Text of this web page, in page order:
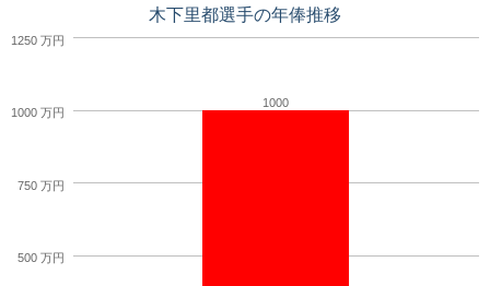
木下里都選手の年俸推移
1000
1000 万円
500 万円
750 万円
1250 万円